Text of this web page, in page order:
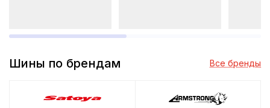
Шины по брендам Все бренды